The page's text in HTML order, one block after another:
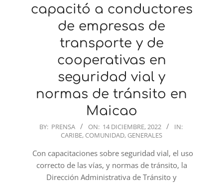
capacitó a conductores
de empresas de
transporte y de
cooperativas en
seguridad vial y
normas de tránsito en
Maicao
2022-
14
BY: PRENSA ON: 14 DICIEMBRE, 2022
IN:
CARIBE, COMUNIDAD, GENERALES
Con capacitaciones sobre seguridad vial, el uso
correcto de las vías, y normas de tránsito, la
Dirección Administrativa de Tránsito y